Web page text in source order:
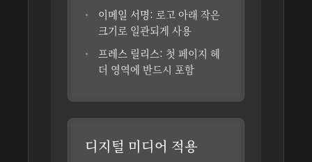
이메일 서명: 로고 아래 작은
크기로 일관되게 사용
프레스 릴리스: 첫 페이지 헤
더 영역에 반드시 포함
디지털 미디어 적용